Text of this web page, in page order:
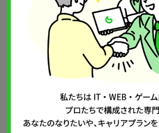
this.名前 = 名前;// thisを使
上記コード例では、メソッドの引数
「名前」ですが、thisを使用すると